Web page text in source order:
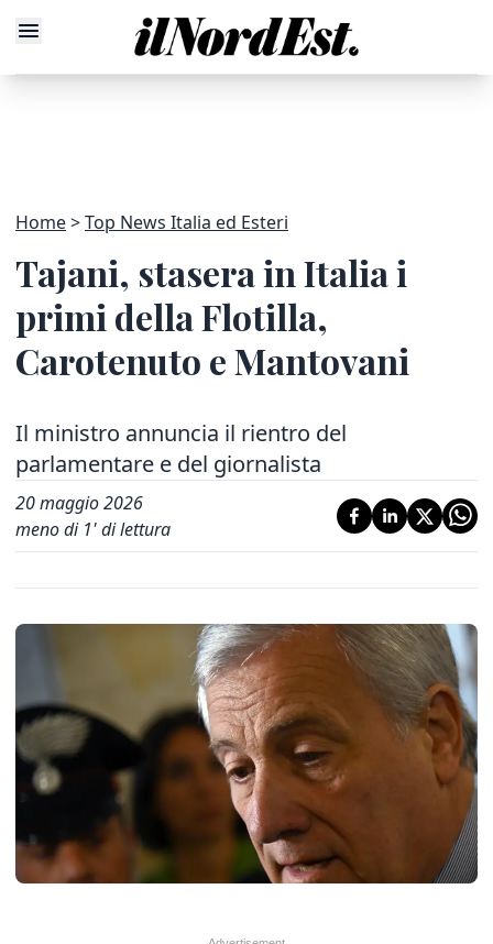
Home Top News Italia ed Esteri
Tajani, stasera in Italia i
primi della Flotilla,
Carotenuto e Mantovani
Il ministro annuncia il rientro del
parlamentare e del giornalista
20 maggio 2026
meno di 1' di lettura